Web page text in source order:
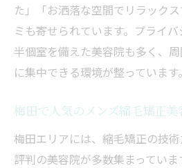
た」「お洒落な空間でリラック
ミも寄せられています。プライ
半個室を備えた美容院も多く、
に集中できる環境が整っています。
梅田で人気のメンズ縮毛矯正美
梅田エリアには、縮毛矯正の技
評判の美容院が多数集まってい